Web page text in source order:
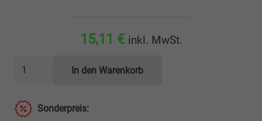
15,11 € inkl. MwSt.
Steckkupplung
Schiebemuffe
In den Warenkorb
Sonderpreis: